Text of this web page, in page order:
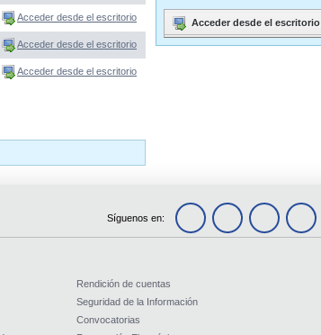
Acceder desde el escritorio
Acceder desde el escritorio
Acceder desde el escritorio
Acceder desde el escritorio
Síguenos en:
Rendición de cuentas
Seguridad de la Información
Convocatorias